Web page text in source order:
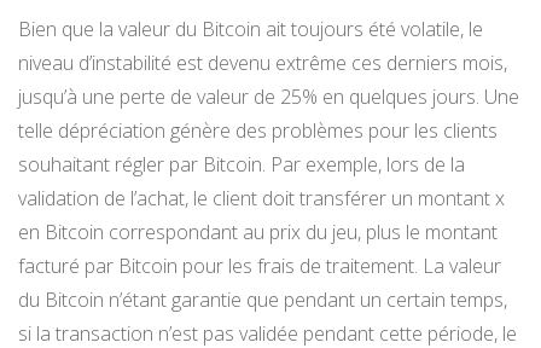
Bien que la valeur du Bitcoin ait toujours été volatile, le
niveau d’instabilité est devenu extrême ces derniers mois,
jusqu’à une perte de valeur de 25% en quelques jours. Une
telle dépréciation génère des problèmes pour les clients
souhaitant régler par Bitcoin. Par exemple, lors de la
validation de l’achat, le client doit transférer un montant x
en Bitcoin correspondant au prix du jeu, plus le montant
facturé par Bitcoin pour les frais de traitement. La valeur
du Bitcoin n’étant garantie que pendant un certain temps,
si la transaction n’est pas validée pendant cette période, le